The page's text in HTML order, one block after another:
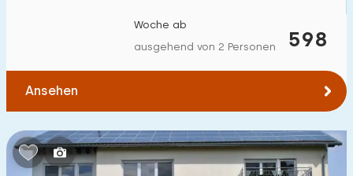
Kindermöbel 5
Eingezäunter Garten
598
Woche ab
ausgehend von 2 Personen
Ansehen